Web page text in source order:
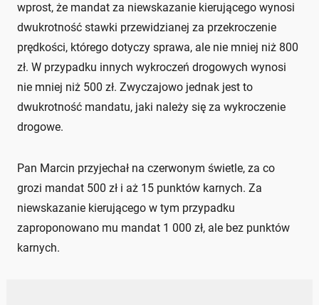
wprost, że mandat za niewskazanie kierującego wynosi
dwukrotność stawki przewidzianej za przekroczenie
prędkości, którego dotyczy sprawa, ale nie mniej niż 800
zł. W przypadku innych wykroczeń drogowych wynosi
nie mniej niż 500 zł. Zwyczajowo jednak jest to
dwukrotność mandatu, jaki należy się za wykroczenie
drogowe.
Pan Marcin przyjechał na czerwonym świetle, za co
grozi mandat 500 zł i aż 15 punktów karnych. Za
niewskazanie kierującego w tym przypadku
zaproponowano mu mandat 1 000 zł, ale bez punktów
karnych.